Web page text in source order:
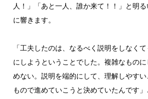
人！」「あと一人、誰か来て！！」と明
に響きます。
「工夫したのは、なるべく説明をしなく
にしようということでした。複雑なもの
めない。説明を端的にして、理解しやす
もので進めていこうと決めていたんです